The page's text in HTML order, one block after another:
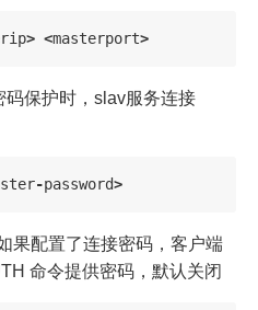
> <masterport>
码保护时，slav服务连接
-password>
果配置了连接密码，客户端
命令提供密码，默认关闭